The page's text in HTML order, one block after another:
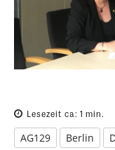
Lesezeit ca: 1 min.
AG129 Berlin